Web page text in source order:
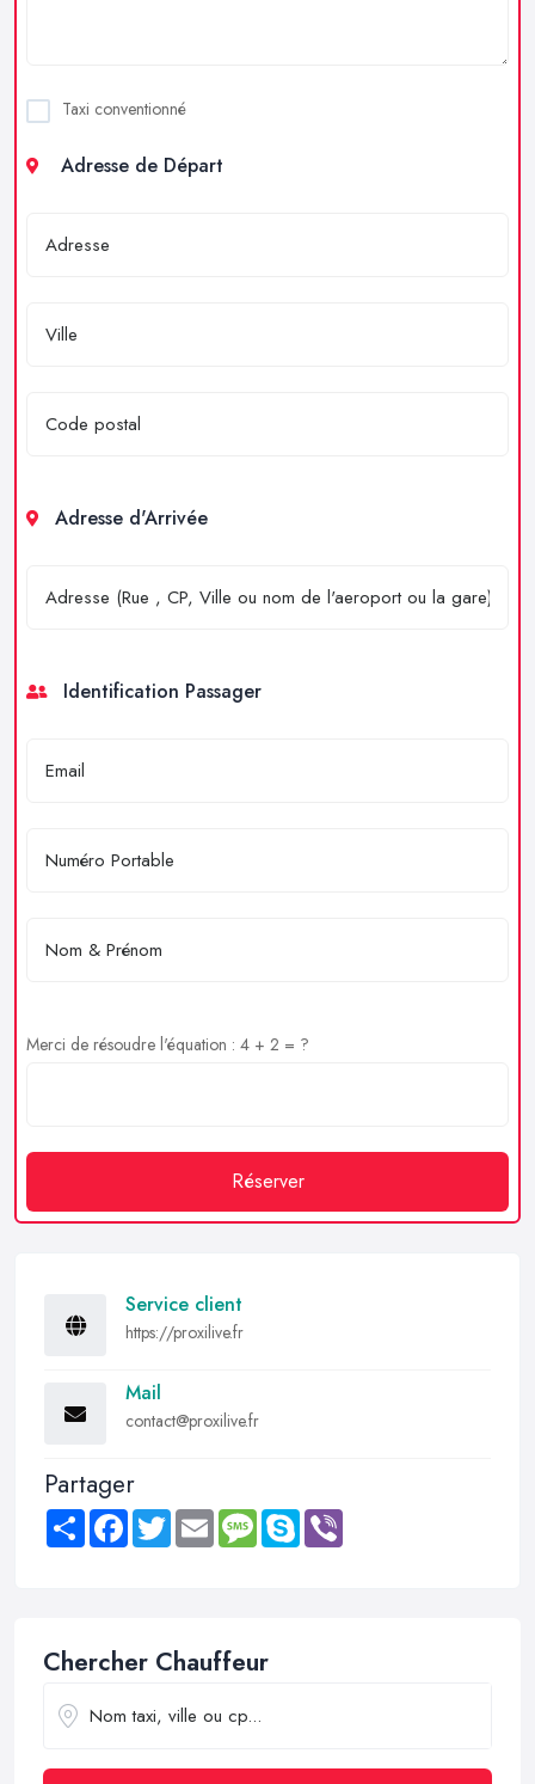
Taxi conventionné
Adresse de Départ
Adresse d'Arrivée
Identification Passager
Merci de résoudre l'équation : 4 + 2 = ?
Réserver
Service client
https://proxilive.fr
Mail
contact@proxilive.fr
Partager
Share FacebookTwitter Email MessageSkype
Chercher Chauffeur